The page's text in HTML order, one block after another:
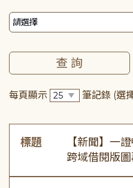
每頁顯示 筆記錄 (選
標題
【新聞】一
跨域借閱版